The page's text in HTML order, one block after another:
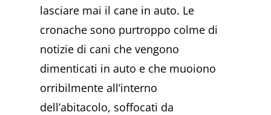
lasciare mai il cane in auto. Le
cronache sono purtroppo colme di
notizie di cani che vengono
dimenticati in auto e che muoiono
orribilmente all’interno
dell’abitacolo, soffocati da